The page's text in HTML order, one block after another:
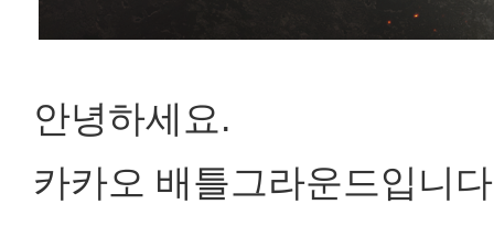
안녕하세요.
카카오 배틀그라운드입니